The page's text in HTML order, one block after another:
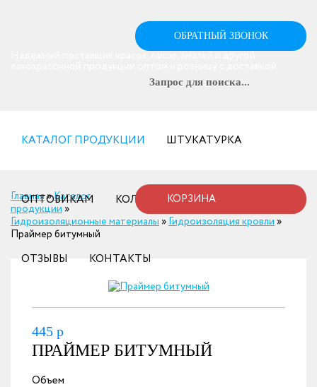
ОБРАТНЫЙ ЗВОНОК
КАТАЛОГ ПРОДУКЦИИ ШТУКАТУРКА
ОПТОВИКАМ КОЛЕРОВКА ДОСТАВКА
ОТЗЫВЫ КОНТАКТЫ
КОРЗИНА
Главная»Каталог
продукции »
Гидроизоляционные материалы » Гидроизоляция кровли »
Праймер битумный
445 р
ПРАЙМЕР БИТУМНЫЙ
Объем